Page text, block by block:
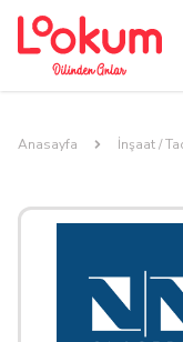
Anasayfa İnşaat /